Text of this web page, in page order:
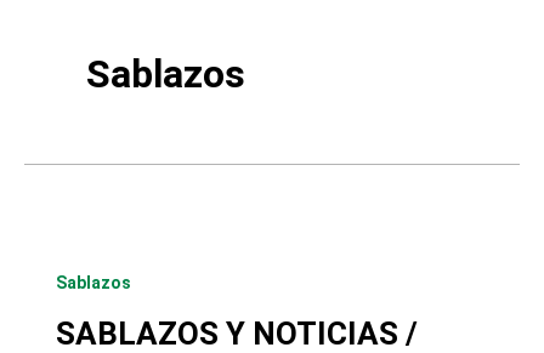
Sablazos
Sablazos
SABLAZOS Y NOTICIAS /